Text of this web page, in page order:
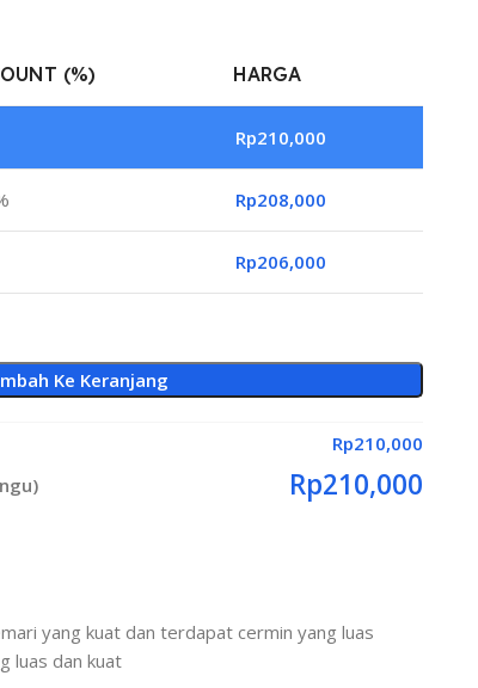
(%) HARGA
Rp210,000
Rp208,000
Rp206,000
Ke Keranjang
Rp210,000
Rp210,000
yang kuat dan terdapat cermin yang luas
luas dan kuat